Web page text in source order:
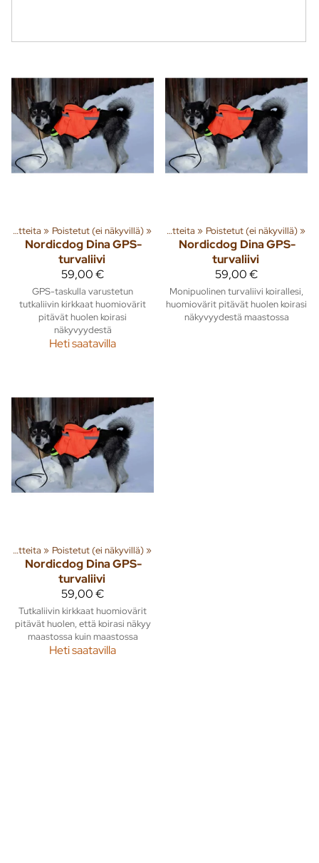
Tuoteryhmiä ja tuotteita ‪» Poistetut (ei näkyvillä)‪»
Nordicdog Dina GPS-
turvaliivi
59,00 €
GPS-taskulla varustetun
tutkaliivin kirkkaat huomiovärit
pitävät huolen koirasi
näkyvyydestä
Heti saatavilla
Tuoteryhmiä ja tuotteita ‪» Poistetut (ei näkyvillä)‪»
Nordicdog Dina GPS-
turvaliivi
59,00 €
Monipuolinen turvaliivi koirallesi,
huomiovärit pitävät huolen koirasi
näkyvyydestä maastossa
Tuoteryhmiä ja tuotteita ‪» Poistetut (ei näkyvillä)‪»
Nordicdog Dina GPS-
turvaliivi
59,00 €
Tutkaliivin kirkkaat huomiovärit
pitävät huolen, että koirasi näkyy
maastossa kuin maastossa
Heti saatavilla